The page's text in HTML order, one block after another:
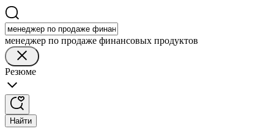
менеджер по продаже финансовых продуктов
Резюме
Найти